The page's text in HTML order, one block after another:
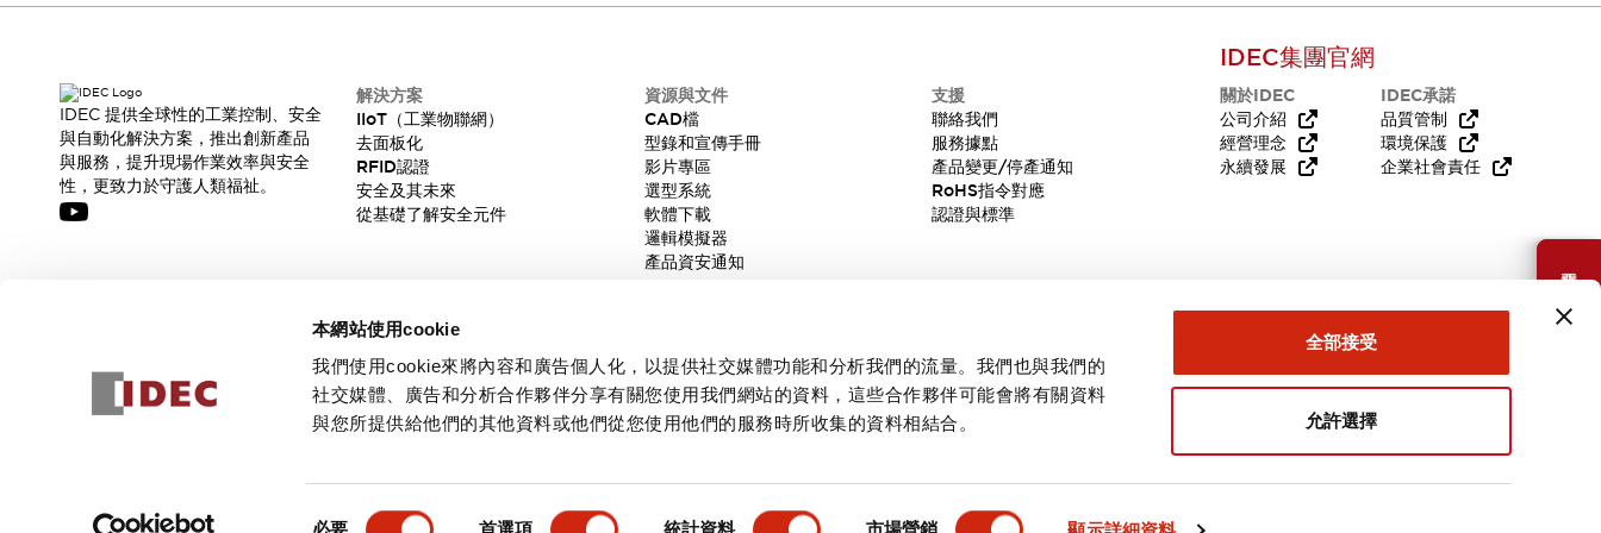
本網站使用cookie
我們使用cookie來將內容和廣告個人化，以提供社交媒體功能和分析我們的流量。我們也與我們的
社交媒體、廣告和分析合作夥伴分享有關您使用我們網站的資料，這些合作夥伴可能會將有關資料
與您所提供給他們的其他資料或他們從您使用他們的服務時所收集的資料相結合。
必要 首選項 統計資料 市場營銷
全部接受
允許選擇
需要幫助嗎？
IDEC 提供全球性的工業控制、安全
與自動化解決方案，推出創新產品
與服務，提升現場作業效率與安全
性，更致力於守護人類福祉。
解決方案
IIoT（工業物聯網）
去面板化
RFID認證
安全及其未來
從基礎了解安全元件
資源與文件
CAD檔
型錄和宣傳手冊
影片專區
選型系統
軟體下載
邏輯模擬器
產品資安通知
支援
聯絡我們
服務據點
產品變更/停產通知
RoHS指令對應
認證與標準
IDEC集團官網
關於IDEC
公司介紹
經營理念
永續發展
IDEC承諾
品質管制
環境保護
企業社會責任
訂閱
隱私權政策使用條款 台灣